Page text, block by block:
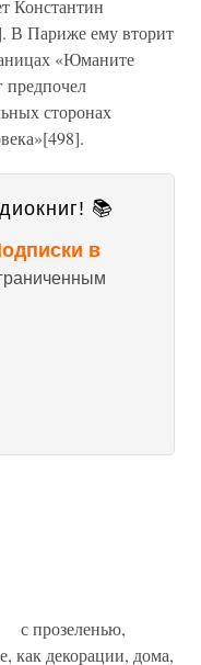
Константин
В Париже ему вторит
«Юманите
сторонах
📚
в
прозеленью,
дома,